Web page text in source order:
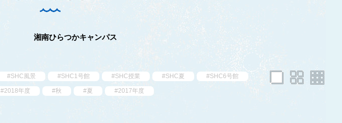
湘南ひらつかキャンパス
#SHC風景 #SHC1号館 #SHC授業 #SHC夏 #SHC6号館
#2018年度 #秋 #夏 #2017年度